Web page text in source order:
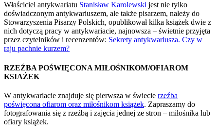
Właściciel antykwariatu Stanisław Karolewski jest nie tylko
doświadczonym antykwariuszem, ale także pisarzem, należy do
Stowarzyszenia Pisarzy Polskich, opublikował kilka książek dwie z
nich dotyczą pracy w antykwariacie, najnowsza – świetnie przyjęta
przez czytelników i recenzentów: Sekrety antykwariusza. Czy w
raju pachnie kurzem?
RZEŹBA POŚWIĘCONA MIŁOŚNIKOM/OFIAROM
KSIAŻEK
W antykwariacie znajduje się pierwsza w świecie rzeźba
poświęcona ofiarom oraz miłośnikom książek. Zapraszamy do
fotografowania się z rzeźbą i zajęcia jednej ze stron – miłośnika lub
ofiary książek.